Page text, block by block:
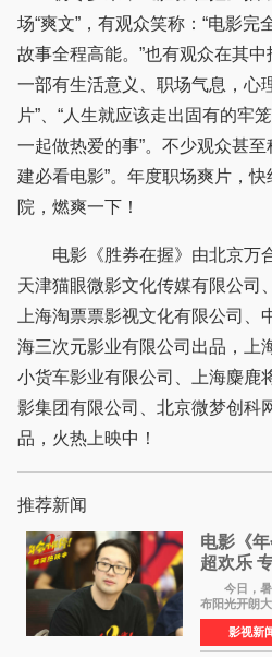
场“爽文”，有观众笑称：“电影
故事全程高能。”也有观众在其
一部有生活意义、职场气息，心
片”、“人生就应该走出固有的牢
一起做热爱的事”。不少观众甚至
建必看电影”。年度职场爽片，
院，燃爽一下！
电影《胜券在握》由北京万合
天津猫眼微影文化传媒有限公司
上海淘票票影视文化有限公司、
海三次元影业有限公司出品，上
小货车影业有限公司、上海麋鹿
影集团有限公司、北京微梦创科
品，火热上映中！
推荐新闻
电影《
超欢乐
满满
今日，暑
布阳光开朗
位狂欢模式
导演董润年
业内、学界
影视新